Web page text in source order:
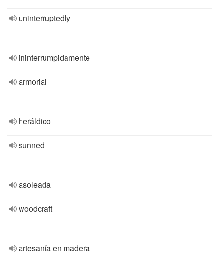
uninterruptedly
ininterrumpidamente
armorial
heráldico
sunned
asoleada
woodcraft
artesanía en madera